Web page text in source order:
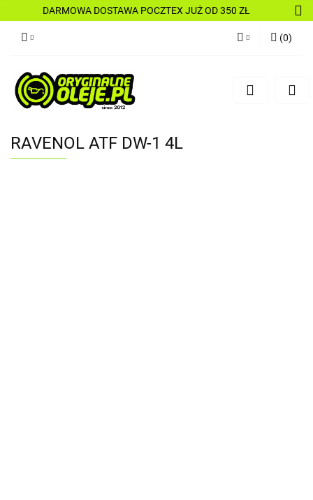
DARMOWA DOSTAWA POCZTEX JUŻ OD 350 ZŁ
Zarejestruj się
(0)
RAVENOL ATF DW-1 4L